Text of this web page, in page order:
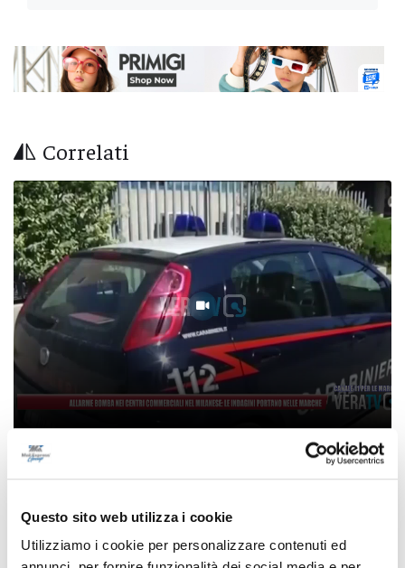
Questo sito web utilizza i cookie
Utilizziamo i cookie per personalizzare contenuti ed
Correlati
Allarme bomba nei centri commerciali del
Milanese, le indagini portano nelle Marche